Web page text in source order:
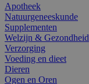
Apotheek
Natuurgeneeskunde
Supplementen
Welzijn & Gezondheid
Verzorging
Voeding en dieet
Dieren
Ogen en Oren